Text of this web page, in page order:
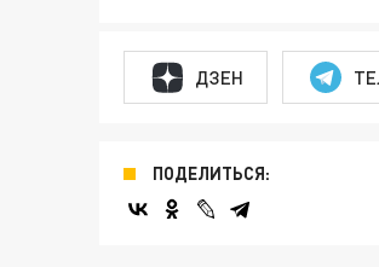
ДЗЕН
ПОДЕЛИТЬСЯ: